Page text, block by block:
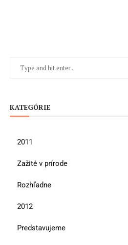
KATEGÓRIE
2011
Zažité v prírode
Rozhľadne
2012
Predstavujeme